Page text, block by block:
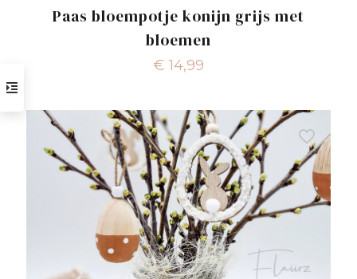
Paas bloempotje konijn grijs met
bloemen
€ 14,99